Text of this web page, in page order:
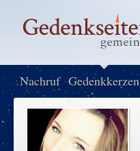
Nachruf Gedenkkerzen